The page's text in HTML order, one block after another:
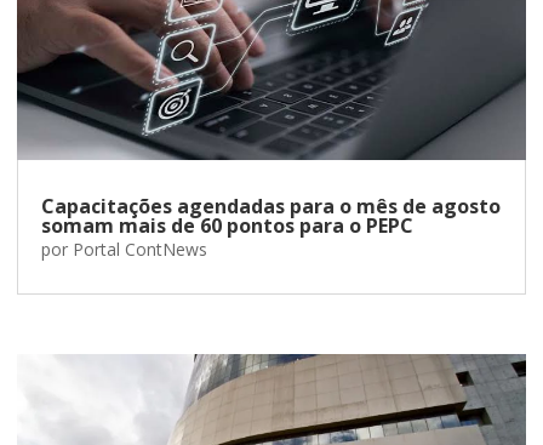
Capacitações agendadas para o mês de agosto
somam mais de 60 pontos para o PEPC
por Portal ContNews